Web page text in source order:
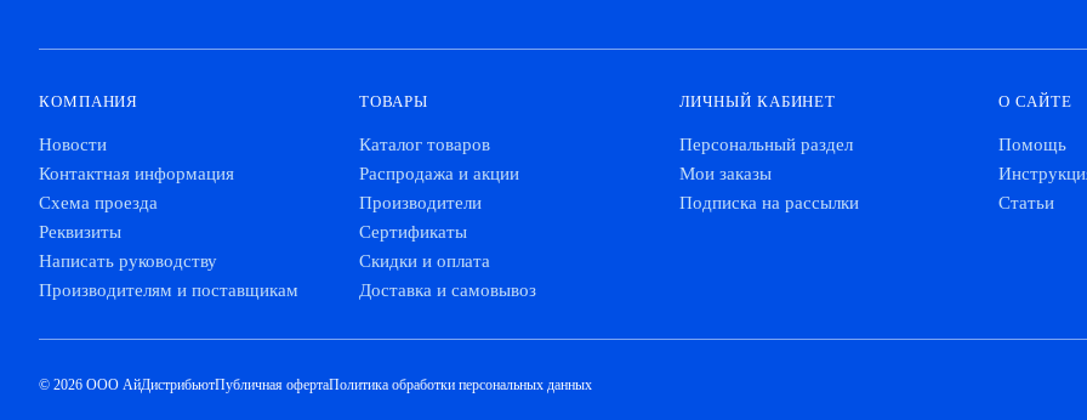
КОМПАНИЯ
Новости
Контактная информация
Схема проезда
Реквизиты
Написать руководству
Производителям и поставщикам
ТОВАРЫ
Каталог товаров
Распродажа и акции
Производители
Сертификаты
Скидки и оплата
Доставка и самовывоз
ЛИЧНЫЙ КАБИНЕТ
Персональный раздел
Мои заказы
Подписка на рассылки
О САЙТЕ
Помощь
Статьи
© 2026 ООО АйДистрибьютПубличная офертаПолитика обработки персональных данных